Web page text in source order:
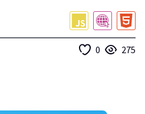
0 275